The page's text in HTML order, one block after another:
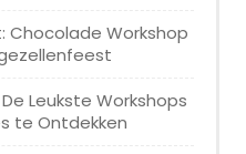
Chocolade Workshop
Leukste Workshops
te Ontdekken